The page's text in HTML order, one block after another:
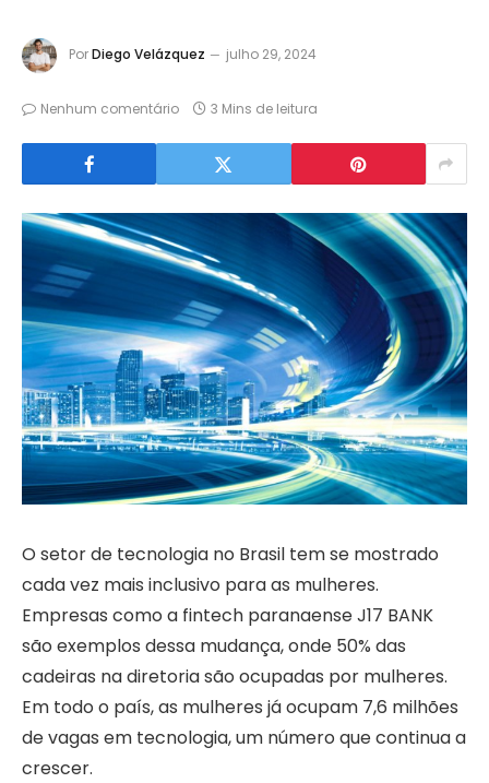
PorDiego Velázquez julho 29, 2024
Nenhum comentário 3 Mins de leitura
O setor de tecnologia no Brasil tem se mostrado
cada vez mais inclusivo para as mulheres.
Empresas como a fintech paranaense J17 BANK
são exemplos dessa mudança, onde 50% das
cadeiras na diretoria são ocupadas por mulheres.
Em todo o país, as mulheres já ocupam 7,6 milhões
de vagas em tecnologia, um número que continua a
crescer.